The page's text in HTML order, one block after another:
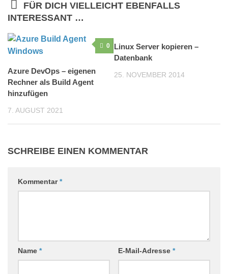
FÜR DICH VIELLEICHT EBENFALLS
INTERESSANT …
0
Azure DevOps – eigenen
Rechner als Build Agent
hinzufügen
7. AUGUST 2021
Linux Server kopieren –
Datenbank
25. NOVEMBER 2014
SCHREIBE EINEN KOMMENTAR
Kommentar*
Name * E-Mail-Adresse *